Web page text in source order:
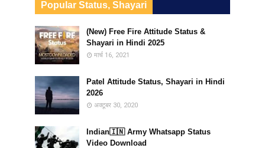
Popular Status, Shayari
(New) Free Fire Attitude Status &
Shayari in Hindi 2025
मार्च 16, 2021
Patel Attitude Status, Shayari in Hindi
2026
अक्टूबर 30, 2020
Indian🇮🇳 Army Whatsapp Status
Video Download